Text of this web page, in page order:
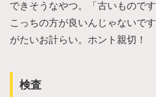
できそうなやつ。「古いもので
こっちの方が良いんじゃないで
がたいお計らい。ホント親切！
検査